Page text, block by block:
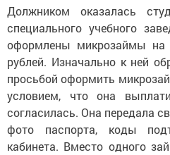
Должником оказалась
специального учебного
оформлены микрозаймы
рублей. Изначально к ней
просьбой оформить
условием, что она
согласилась. Она передала
фото паспорта, коды
кабинета. Вместо одного